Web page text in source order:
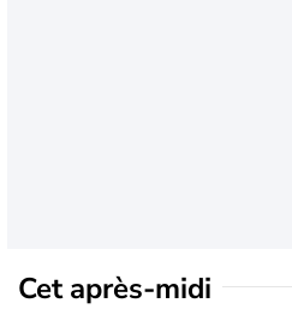
Cet après-midi